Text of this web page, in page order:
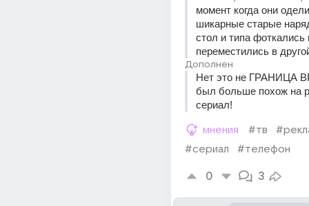
момент когда они
шикарные старые
стол и типа фоткались
переместились в
Дополнен
Нет это не ГРАНИЦА
был больше похож на
сериал!
мнения #тв
#сериал
#телефон
0 3